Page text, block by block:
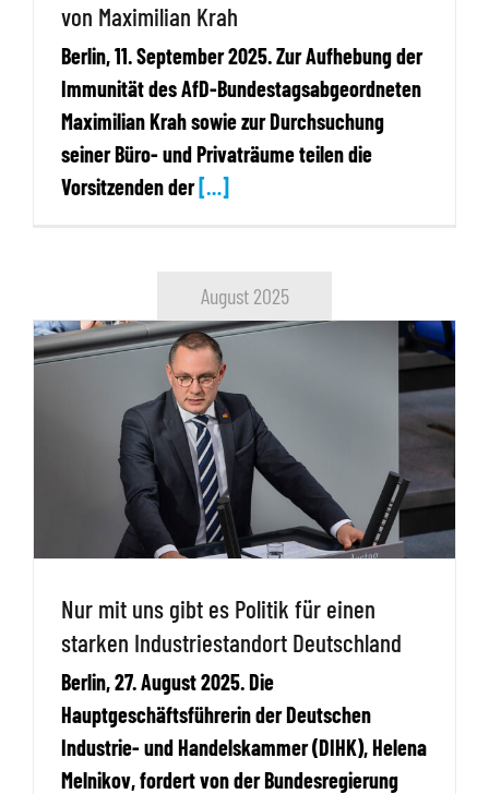
von Maximilian Krah
Berlin, 11. September 2025. Zur Aufhebung der
Immunität des AfD-Bundestagsabgeordneten
Maximilian Krah sowie zur Durchsuchung
seiner Büro- und Privaträume teilen die
Vorsitzenden der […]
August 2025
Nur mit uns gibt es Politik für einen
starken Industriestandort Deutschland
Berlin, 27. August 2025. Die
Hauptgeschäftsführerin der Deutschen
Industrie- und Handelskammer (DIHK), Helena
Melnikov, fordert von der Bundesregierung